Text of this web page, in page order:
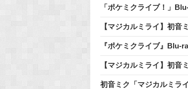
「ポケミクライブ！」
【マジカルミライ】初音
『ポケミクライブ』Blu-
【マジカルミライ】初音
初音ミク「マジカルミラ